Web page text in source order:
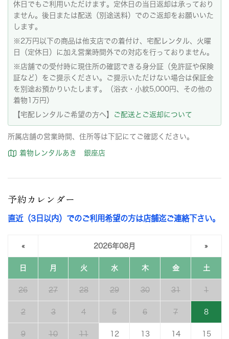
休日でもご利用いただけます。定休日の当日返却は承っており
ません。後日または配送（別途送料）でのご返却をお願いいた
します。
※2万円以下の商品は他支店での着付け、宅配レンタル、火曜
日（定休日）に加え営業時間外での対応を行っておりません。
※店舗での受付時に現住所の確認できる身分証（免許証や保険
証など）をご提示ください。ご提示いただけない場合は保証金
を別途お預かりいたします。（浴衣・小紋5,000円、その他の
着物1万円）
【宅配レンタルご希望の方へ】
ご配送とご返却について
所属店舗の営業時間、住所等は下記にてご確認ください。
着物レンタルあき 銀座店
予約カレンダー
直近（3日以内）でのご利用希望の方は店舗迄ご連絡下さい。
« 2026年08月 »
日 月 火 水 木 金 土
26 27 28 29 30 31 1
2 3 4 5 6 7 8
9 10 11 12 13 14 15